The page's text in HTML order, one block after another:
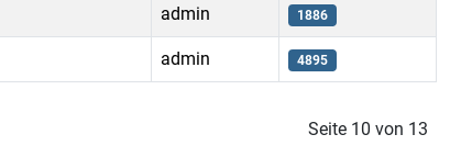
admin 1886
admin 4895
Seite 10 von 13